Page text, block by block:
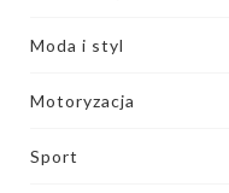
Moda i styl
Motoryzacja
Sport